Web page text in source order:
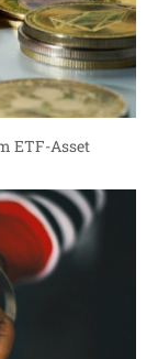
ETF-Asset